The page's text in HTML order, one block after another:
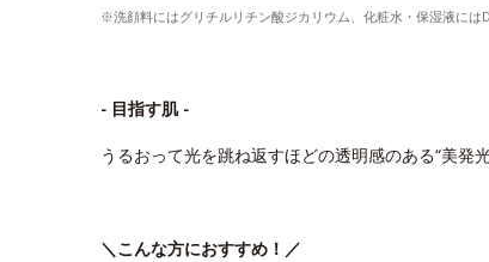
※洗顔料にはグリチルリチン酸ジカリウム、化粧水・保湿液には
- 目指す肌 -
うるおって光を跳ね返すほどの透明感のある“美発
＼こんな方におすすめ！／